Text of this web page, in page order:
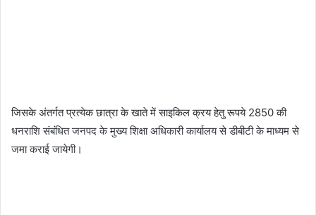
जिसके अंतर्गत प्रत्येक छात्रा के खाते में साइकिल क्रय हेतु रूपये 2850 की
धनराशि संबंधित जनपद के मुख्य शिक्षा अधिकारी कार्यालय से डीबीटी के माध्यम से
जमा कराई जायेगी।